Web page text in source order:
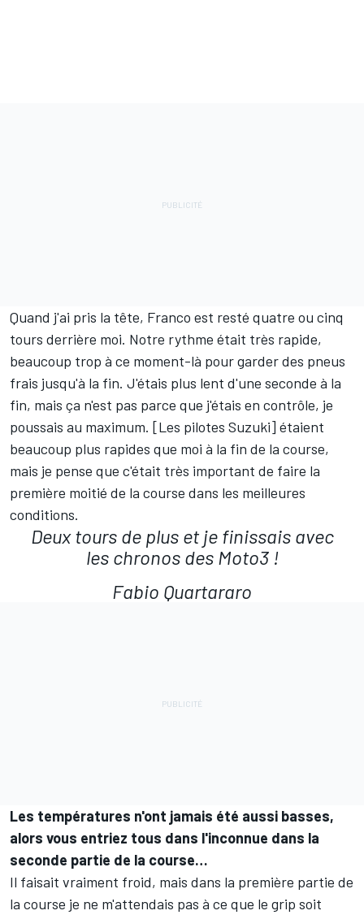
Quand j'ai pris la tête, Franco est resté quatre ou cinq
tours derrière moi. Notre rythme était très rapide,
beaucoup trop à ce moment-là pour garder des pneus
frais jusqu'à la fin. J'étais plus lent d'une seconde à la
fin, mais ça n'est pas parce que j'étais en contrôle, je
poussais au maximum. [Les pilotes Suzuki] étaient
beaucoup plus rapides que moi à la fin de la course,
mais je pense que c'était très important de faire la
première moitié de la course dans les meilleures
conditions.
Deux tours de plus et je finissais avec
les chronos des Moto3 !
Fabio Quartararo
Les températures n'ont jamais été aussi basses,
alors vous entriez tous dans l'inconnue dans la
seconde partie de la course…
Il faisait vraiment froid, mais dans la première partie de
la course je ne m'attendais pas à ce que le grip soit